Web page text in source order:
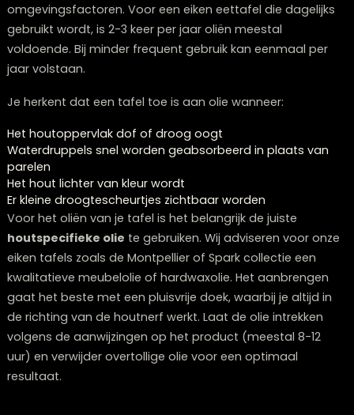
onopvallende plek te testen voordat je het middel op
zichtbaar deel gebruikt. Als de vlekken zeer hardnekkig
of als je twijfelt, is het verstandig om professioneel
interieurwinkel in Zwolle, graag met specifieke vragen
jouw tafel.
Hoe vaak moet je een houten eettafel
olie zetten?
De frequentie waarmee je een houten eettafel moet
hangt af van de houtsoort, gebruiksintensiteit en de
omgevingsfactoren. Voor een eiken eettafel die
gebruikt wordt, is 2-3 keer per jaar oliën meestal
voldoende. Bij minder frequent gebruik kan eenmaal
jaar volstaan.
Je herkent dat een tafel toe is aan olie wanneer: